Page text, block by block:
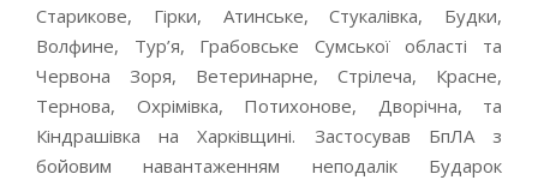
Старикове, Гірки, Атинське, Стукалівка, Будки,
Волфине, Тур’я, Грабовське Сумської області та
Червона Зоря, Ветеринарне, Стрілеча, Красне,
Тернова, Охрімівка, Потихонове, Дворічна, та
Кіндрашівка на Харківщині. Застосував БпЛА з
бойовим навантаженням неподалік Бударок